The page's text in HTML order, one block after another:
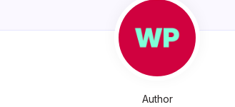
Author